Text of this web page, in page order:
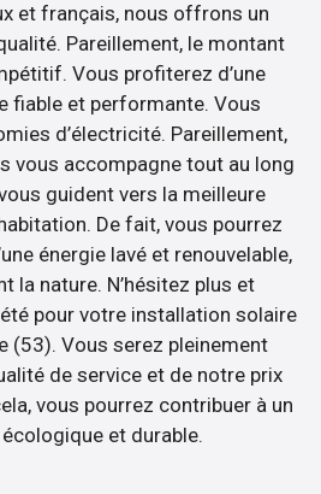
et français, nous offrons un
Pareillement, le montant
Vous profiterez d’une
fiable et performante. Vous
d’électricité. Pareillement,
vous accompagne tout au long
guident vers la meilleure
De fait, vous pourrez
énergie lavé et renouvelable,
la nature. N’hésitez plus et
pour votre installation solaire
(53). Vous serez pleinement
de service et de notre prix
vous pourrez contribuer à un
et durable.